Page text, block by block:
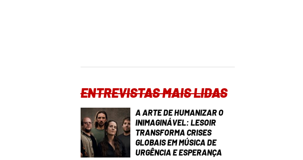
ENTREVISTAS MAIS LIDAS
A ARTE DE HUMANIZAR O
INIMAGINÁVEL: LESOIR
TRANSFORMA CRISES
GLOBAIS EM MÚSICA DE
URGÊNCIA E ESPERANÇA